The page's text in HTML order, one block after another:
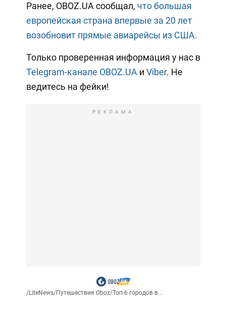
Ранее, OBOZ.UA сообщал, что большая
европейская страна впервые за 20 лет
возобновит прямые авиарейсы из США.
Только проверенная информация у нас в
Telegram-канале OBOZ.UA и Viber. Не
ведитесь на фейки!
РЕКЛАМА
/LiteNews/Путешествия Oboz/Топ-6 городов в...